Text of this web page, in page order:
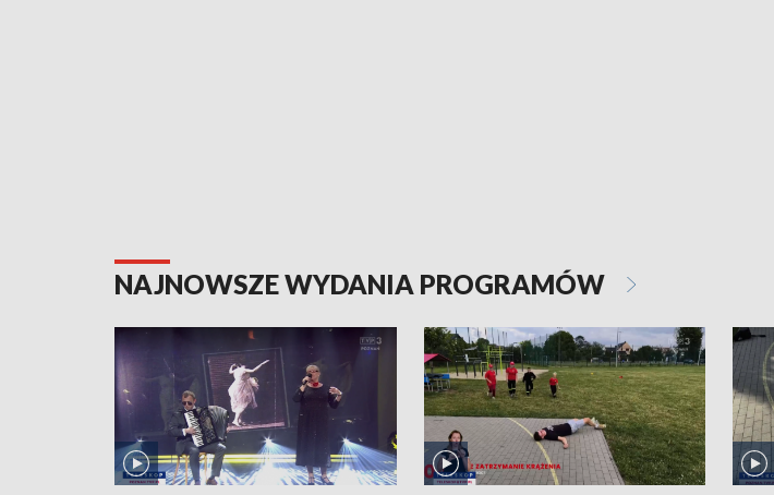
NAJNOWSZE WYDANIA PROGRAMÓW